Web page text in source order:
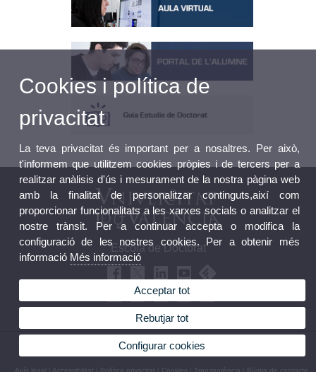
Escola de Doctorat
© 2026 UV. - Edifici Rectorat nivell 0 - Av. Blasco Ibáñez, 13. 46010 València (Espanya).
Telèfon: (+34) 96 398 30 06
Avís legal Accessibilitat Política privacitat Cookies Transparència Bústia de contacte
Cookies i política de
privacitat
La teva privacitat és important per a nosaltres. Per això,
t'informem que utilitzem cookies pròpies i de tercers per a
realitzar anàlisis d'ús i mesurament de la nostra pàgina web
amb la finalitat de personalitzar continguts,així com
proporcionar funcionalitats a les xarxes socials o analitzar el
nostre trànsit. Per a continuar accepta o modifica la
configuració de les nostres cookies. Per a obtenir més
informació Més informació
Acceptar tot
Rebutjar tot
Configurar cookies